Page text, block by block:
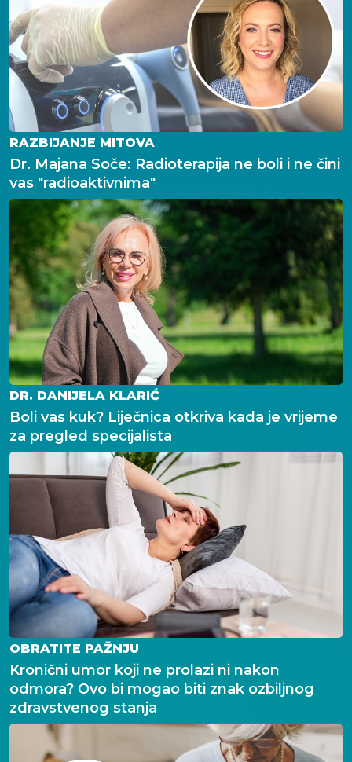
RAZBIJANJE MITOVA
Dr. Majana Soče: Radioterapija ne boli i ne čini
vas "radioaktivnima"
DR. DANIJELA KLARIĆ
Boli vas kuk? Liječnica otkriva kada je vrijeme
za pregled specijalista
OBRATITE PAŽNJU
Kronični umor koji ne prolazi ni nakon
odmora? Ovo bi mogao biti znak ozbiljnog
zdravstvenog stanja